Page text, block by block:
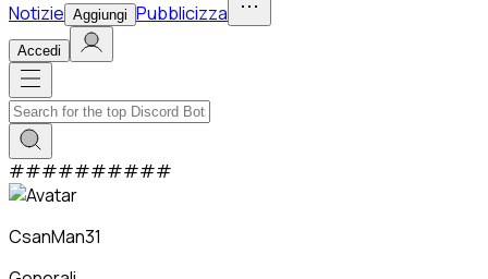
Notizie Aggiungi Pubblicizza
Accedi
##########
CsanMan31